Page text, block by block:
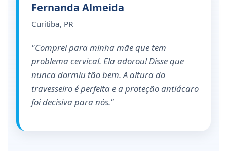
Fernanda Almeida
Curitiba, PR
"Comprei para minha mãe que tem
problema cervical. Ela adorou! Disse que
nunca dormiu tão bem. A altura do
travesseiro é perfeita e a proteção antiácaro
foi decisiva para nós."